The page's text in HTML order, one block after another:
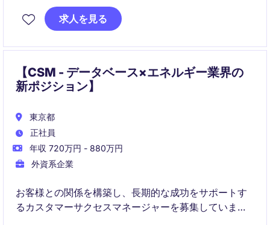
クロスファンクショナルな連携を通じて、持続的な価
値創出を実現いただきます。
求人を見る
【CSM - データベース×エネルギー業界の
新ポジション】
東京都
正社員
年収 720万円 - 880万円
外資系企業
お客様との関係を構築し、長期的な成功をサポートす
るカスタマーサクセスマネージャーを募集していま